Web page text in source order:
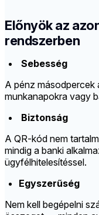
Előnyök az
rendszerben
Sebesség
A pénz másodpercek
munkanapokra vagy
Biztonság
A QR-kód nem
mindig a banki
ügyfélhitelesítéssel.
Egyszerűség
Nem kell begépelni